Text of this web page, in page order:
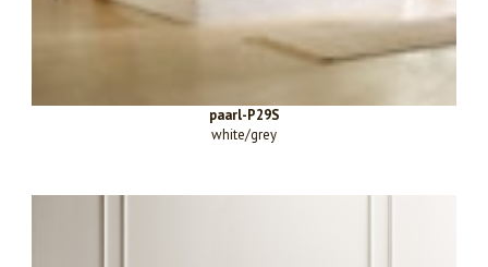
paarl-P29S
white/grey